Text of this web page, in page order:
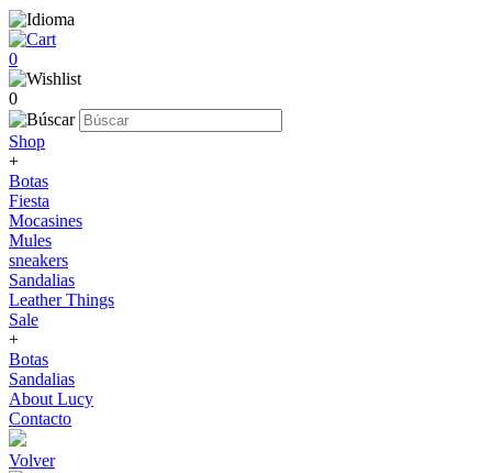
0
0
Shop
+
Botas
Fiesta
Mocasines
Mules
sneakers
Sandalias
Leather Things
Sale
+
Botas
Sandalias
About Lucy
Contacto
Volver